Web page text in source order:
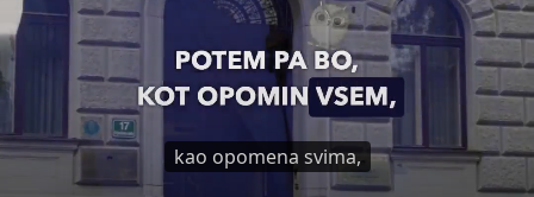
kao opomena svima,